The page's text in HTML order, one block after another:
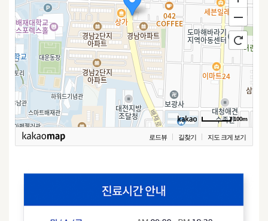
100m
로드뷰 길찾기 지도 크게 보기